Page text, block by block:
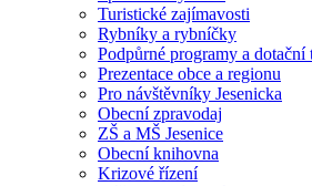
Turistické zajímavosti
Rybníky a rybníčky
Podpůrné programy a
Prezentace obce a regionu
Pro návštěvníky Jesenicka
Obecní zpravodaj
ZŠ a MŠ Jesenice
Obecní knihovna
Krizové řízení